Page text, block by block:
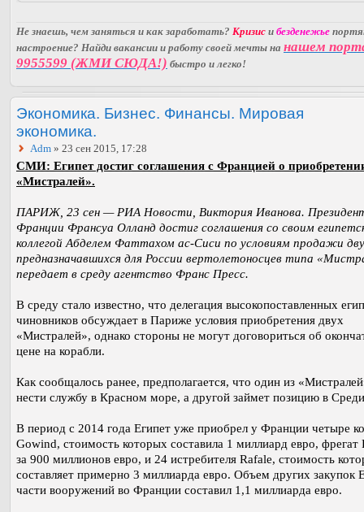
Не знаешь, чем заняться и как заработать? Кризис и безденежье
настроение? Найди вакансии и работу своей мечты на нашем
9955599 (ЖМИ СЮДА!) быстро и легко!
Экономика. Бизнес. Финансы. Мировая
экономика.
Adm » 23 сен 2015, 17:28
СМИ: Египет достиг соглашения с Францией о
«Мистралей».
ПАРИЖ, 23 сен — РИА Новости, Виктория Иванова.
Франции Франсуа Олланд достиг соглашения со своим
коллегой Абделем Фаттахом ас-Сиси по условиям продажи
предназначавшихся для России вертолетоносцев типа
передает в среду агентство Франс Пресс.
В среду стало известно, что делегация высокопоставленных
чиновников обсуждает в Париже условия приобретения двух
«Мистралей», однако стороны не могут договориться об
цене на корабли.
Как сообщалось ранее, предполагается, что один из
нести службу в Красном море, а другой займет позицию в
В период с 2014 года Египет уже приобрел у Франции четыре
Gowind, стоимость которых составила 1 миллиард евро, фрегат
за 900 миллионов евро, и 24 истребителя Rafale, стоимость
составляет примерно 3 миллиарда евро. Объем других закупок
части вооружений во Франции составил 1,1 миллиарда евро.